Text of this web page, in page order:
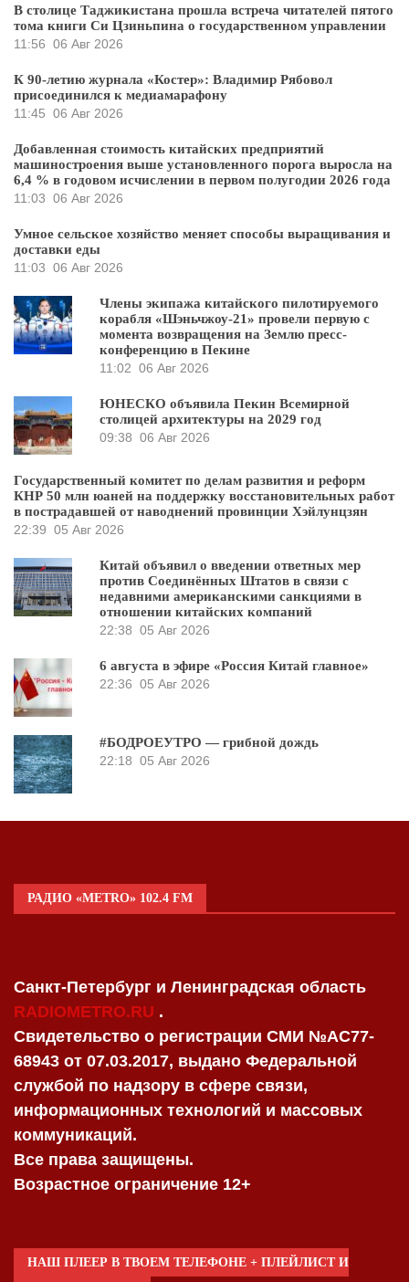
В столице Таджикистана прошла встреча читателей пятого
тома книги Си Цзиньпина о государственном управлении
11:56 06 Авг 2026
К 90-летию журнала «Костер»: Владимир Рябовол
присоединился к медиамарафону
11:45 06 Авг 2026
Добавленная стоимость китайских предприятий
машиностроения выше установленного порога выросла на
6,4 % в годовом исчислении в первом полугодии 2026 года
11:03 06 Авг 2026
Умное сельское хозяйство меняет способы выращивания и
доставки еды
11:03 06 Авг 2026
Члены экипажа китайского пилотируемого
корабля «Шэньчжоу-21» провели первую с
момента возвращения на Землю пресс-
конференцию в Пекине
11:02 06 Авг 2026
ЮНЕСКО объявила Пекин Всемирной
столицей архитектуры на 2029 год
09:38 06 Авг 2026
Государственный комитет по делам развития и реформ
КНР 50 млн юаней на поддержку восстановительных работ
в пострадавшей от наводнений провинции Хэйлунцзян
22:39 05 Авг 2026
Китай объявил о введении ответных мер
против Соединённых Штатов в связи с
недавними американскими санкциями в
отношении китайских компаний
22:38 05 Авг 2026
6 августа в эфире «Россия Китай главное»
22:36 05 Авг 2026
#БОДРОЕУТРО — грибной дождь
22:18 05 Авг 2026
РАДИО «METRO» 102.4 FM
Санкт-Петербург и Ленинградская область
RADIOMETRO.RU .
Свидетельство о регистрации СМИ №AC77-
68943 от 07.03.2017, выдано Федеральной
службой по надзору в сфере связи,
информационных технологий и массовых
коммуникаций.
Все права защищены.
Возрастное ограничение 12+
НАШ ПЛЕЕР В ТВОЕМ ТЕЛЕФОНЕ + ПЛЕЙЛИСТ И